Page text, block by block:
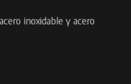
inoxidable y acero